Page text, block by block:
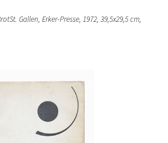
Gallen, Erker-Presse, 1972, 39,5x29,5 cm,